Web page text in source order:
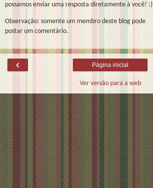
possamos enviar uma resposta diretamente à você! :)
Observação: somente um membro deste blog pode
postar um comentário.
‹ Página inicial
Ver versão para a web